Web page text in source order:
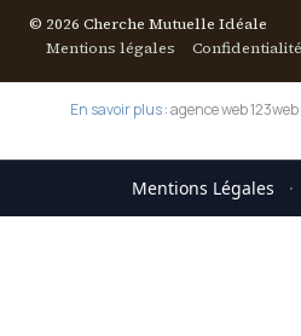
© 2026 Cherche Mutuelle Idéale
Mentions légales
Confidentialité
En savoir plus :agence web 123web
Mentions Légales ·